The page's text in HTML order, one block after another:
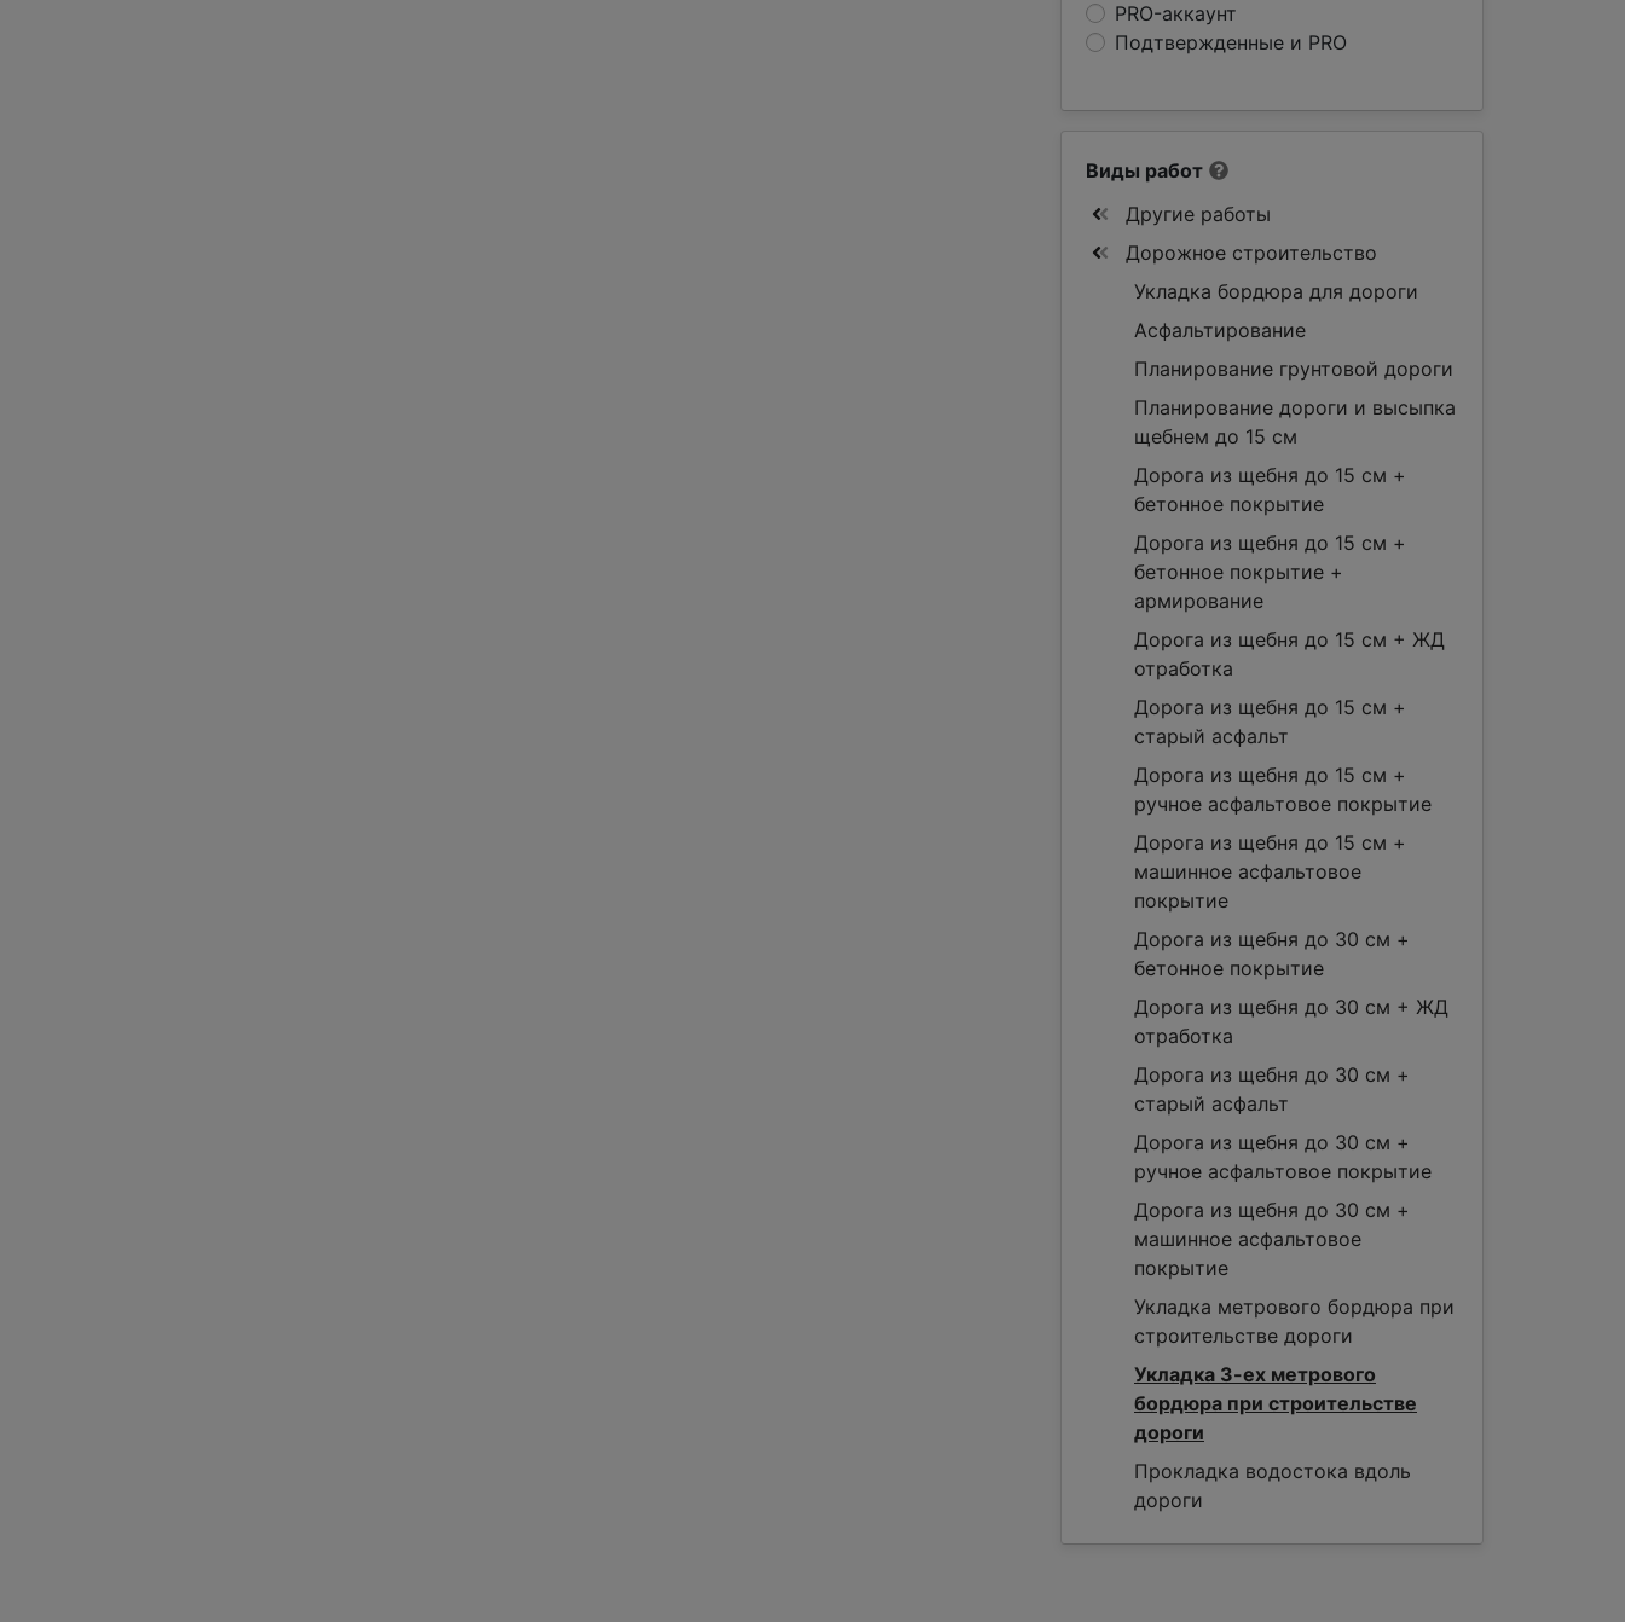
PRO-аккаунт
Подтвержденные и PRO
Виды работ
Другие работы
Дорожное строительство
Укладка бордюра для дороги
Асфальтирование
Планирование грунтовой дороги
Планирование дороги и высыпка
щебнем до 15 см
Дорога из щебня до 15 см +
бетонное покрытие
Дорога из щебня до 15 см +
бетонное покрытие +
армирование
Дорога из щебня до 15 см + ЖД
отработка
Дорога из щебня до 15 см +
старый асфальт
Дорога из щебня до 15 см +
ручное асфальтовое покрытие
Дорога из щебня до 15 см +
машинное асфальтовое
покрытие
Дорога из щебня до 30 см +
бетонное покрытие
Дорога из щебня до 30 см + ЖД
отработка
Дорога из щебня до 30 см +
старый асфальт
Дорога из щебня до 30 см +
ручное асфальтовое покрытие
Дорога из щебня до 30 см +
машинное асфальтовое
покрытие
Укладка метрового бордюра при
строительстве дороги
Укладка 3-ех метрового
бордюра при строительстве
дороги
Прокладка водостока вдоль
дороги